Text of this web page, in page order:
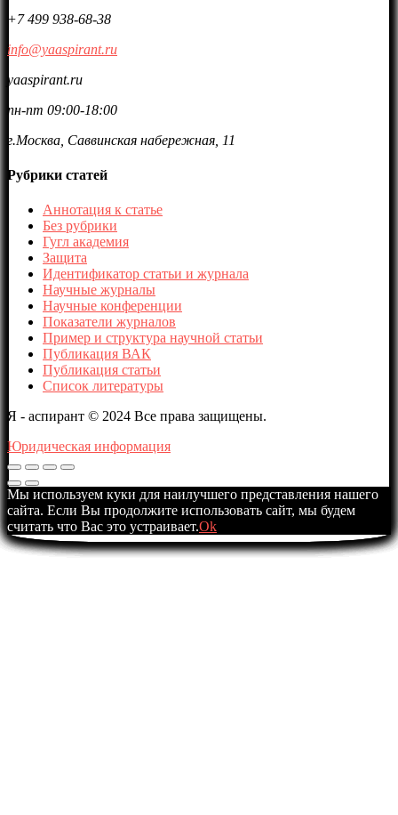
+7 499 938-68-38
info@yaaspirant.ru
yaaspirant.ru
пн-пт 09:00-18:00
г.Москва, Саввинская набережная, 11
Рубрики статей
Аннотация к статье
Без рубрики
Гугл академия
Защита
Идентификатор статьи и журнала
Научные журналы
Научные конференции
Показатели журналов
Пример и структура научной статьи
Публикация ВАК
Публикация статьи
Список литературы
Я - аспирант © 2024 Все права защищены.
Юридическая информация
Мы используем куки для наилучшего представления нашего
сайта. Если Вы продолжите использовать сайт, мы будем
считать что Вас это устраивает.Ok